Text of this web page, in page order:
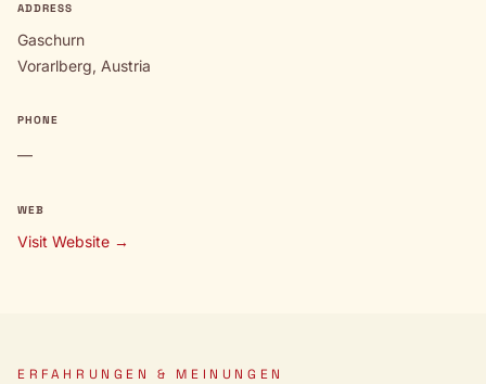
ADDRESS
Gaschurn
Vorarlberg, Austria
PHONE
—
WEB
Visit Website →
ERFAHRUNGEN & MEINUNGEN